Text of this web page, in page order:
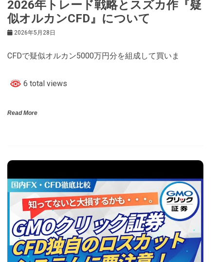
2026年トレード戦略とスズカ作『疑
似オルカンCFD』について
2026年5月28日
CFDで疑似オルカン5000万円分を組成して買いま
6 total views
Read More